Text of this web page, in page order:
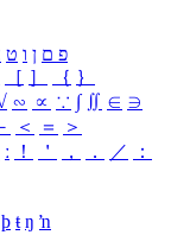
פ ם ן ו ט
［ ］ ｛ ｝
∽ ∝ ∵ ∫ ∬ ∈ ∋
＜ ＝
＞
ː ！ ＇ ， ． ／
：
þ ŧ ŋ ŉ